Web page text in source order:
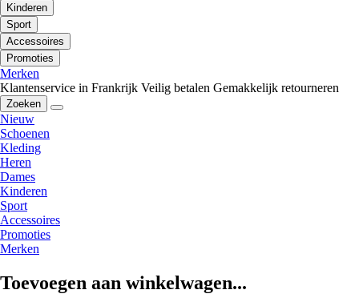
Kinderen
Sport
Accessoires
Promoties
Merken
Klantenservice in Frankrijk Veilig betalen Gemakkelijk retourneren
Zoeken
Nieuw
Schoenen
Kleding
Heren
Dames
Kinderen
Sport
Accessoires
Promoties
Merken
Toevoegen aan winkelwagen...